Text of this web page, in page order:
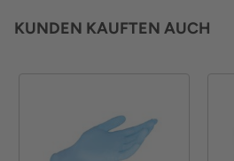
KUNDEN KAUFTEN AUCH